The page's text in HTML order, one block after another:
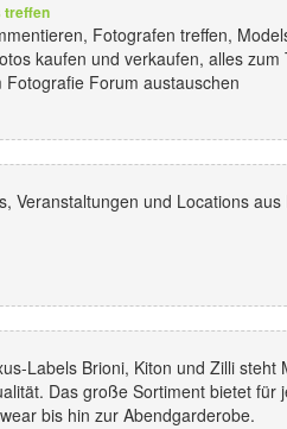
treffen
Fotografen treffen,
kaufen und verkaufen, alles zum
Forum austauschen
Veranstaltungen und Locations aus
Labels Brioni, Kiton und Zilli steht
Das große Sortiment bietet für
bis hin zur Abendgarderobe.